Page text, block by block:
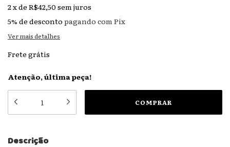
2xde R$42,50 sem juros
5% de desconto pagando com Pix
Ver mais detalhes
Frete grátis
Atenção, última peça!
Descrição